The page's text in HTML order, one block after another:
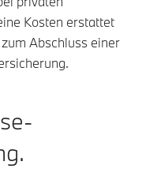
Kosten erstattet
Abschluss einer